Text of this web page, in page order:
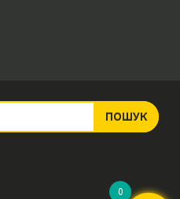
ПОШУК
0